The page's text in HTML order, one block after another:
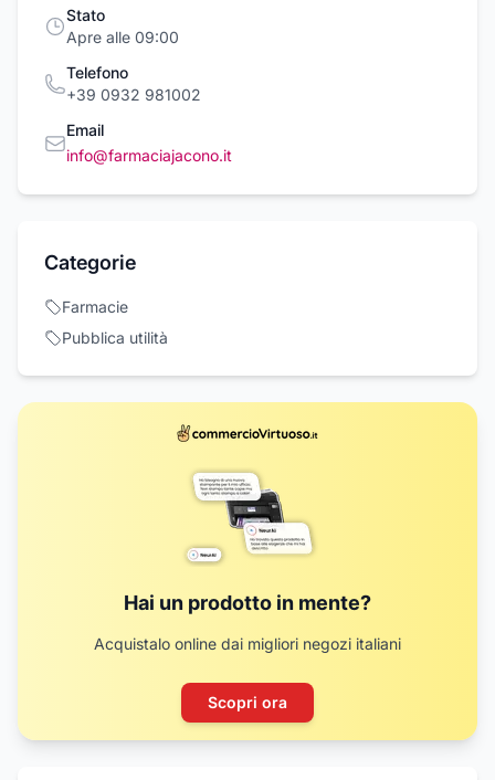
Stato
Apre alle 09:00
Telefono
+39 0932 981002
Email
info@farmaciajacono.it
Categorie
Farmacie
Pubblica utilità
Hai un prodotto in mente?
Acquistalo online dai migliori negozi italiani
Scopri ora